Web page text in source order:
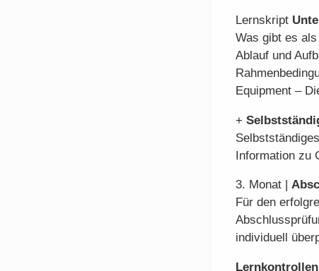
Lernskript
Was gibt es
Ablauf und
Equipment –
+
Information zu
3. Monat |
Für den
individuell
Lernkontrollen